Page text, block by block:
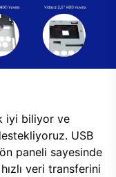
iyi biliyor ve
USB
paneli sayesinde
veri transferini